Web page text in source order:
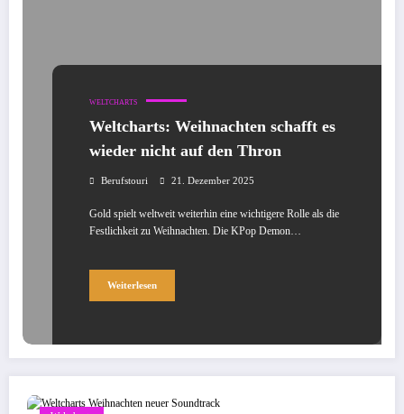
WELTCHARTS
Weltcharts: Weihnachten schafft es
wieder nicht auf den Thron
Berufstouri 21. Dezember 2025
Gold spielt weltweit weiterhin eine wichtigere Rolle als die
Festlichkeit zu Weihnachten. Die KPop Demon…
Weiterlesen